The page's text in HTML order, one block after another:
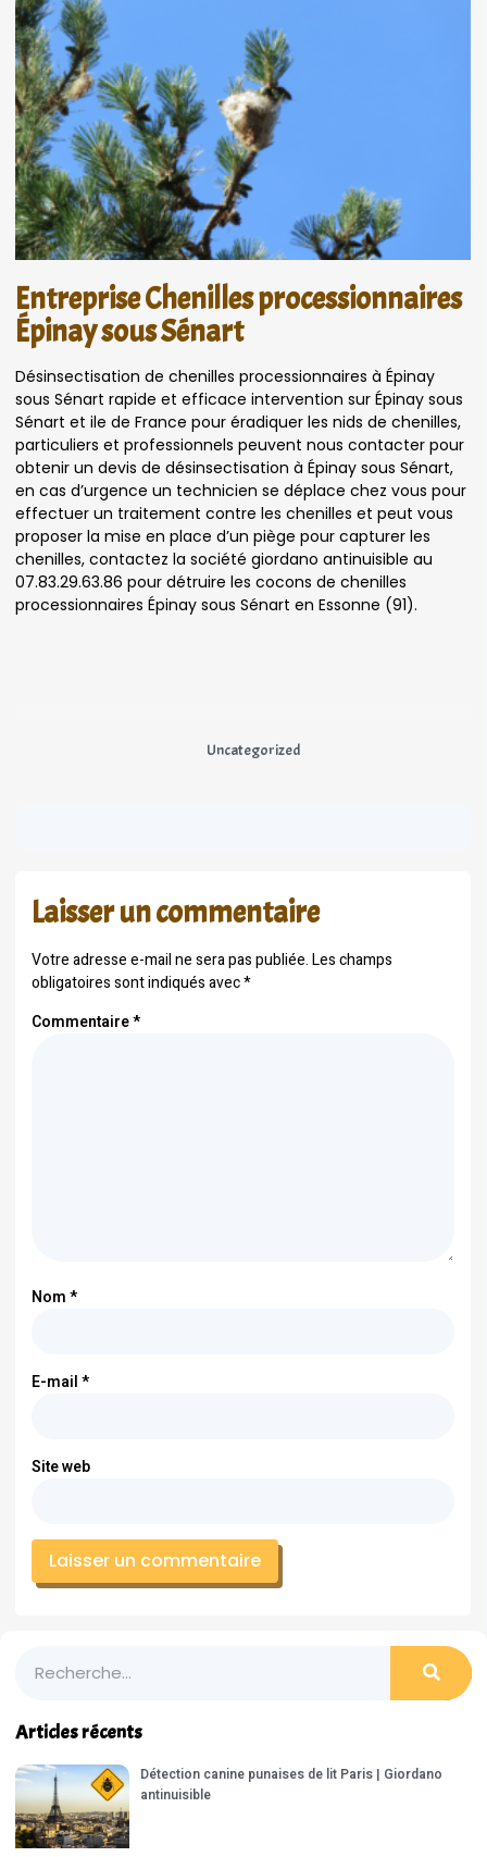
Entreprise Chenilles processionnaires
Épinay sous Sénart
Désinsectisation de chenilles processionnaires à Épinay
sous Sénart rapide et efficace intervention sur Épinay sous
Sénart et ile de France pour éradiquer les nids de chenilles,
particuliers et professionnels peuvent nous contacter pour
obtenir un devis de désinsectisation à Épinay sous Sénart,
en cas d’urgence un technicien se déplace chez vous pour
effectuer un traitement contre les chenilles et peut vous
proposer la mise en place d’un piège pour capturer les
chenilles, contactez la société giordano antinuisible au
07.83.29.63.86 pour détruire les cocons de chenilles
processionnaires Épinay sous Sénart en Essonne (91).
Uncategorized
Laisser un commentaire
Votre adresse e-mail ne sera pas publiée.Les champs
obligatoires sont indiqués avec*
Commentaire*
Nom*
E-mail*
Site web
Articles récents
Détection canine punaises de lit Paris | Giordano
antinuisible